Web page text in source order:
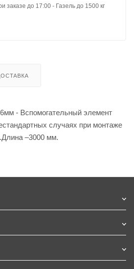
заказе до 17:00 - Газель до 1500 кг
- Вспомогательный элемент
случаях при монтаже
–3000 мм.